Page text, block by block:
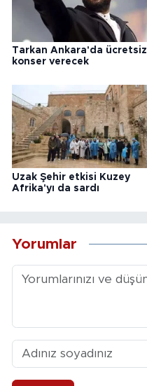
Tarkan Ankara'da ücretsiz
konser verecek
Uzak Şehir etkisi Kuzey
Afrika'yı da sardı
Yorumlar